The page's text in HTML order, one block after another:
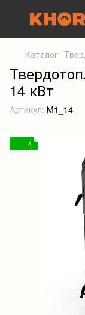
Каталог
14 кВт
Артикул: M1_14
4